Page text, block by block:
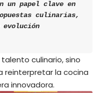
un papel clave en
culinarias,
evolución
culinario, sino
reinterpretar la cocina
innovadora.